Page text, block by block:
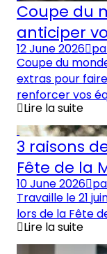
Coupe du
anticiper
12 June 2026
Coupe du
extras pour
renforcer vos
Lire la suite
3 raisons
Fête de la
10 June 2026
Travaille le 21
lors de la Fête
Lire la suite